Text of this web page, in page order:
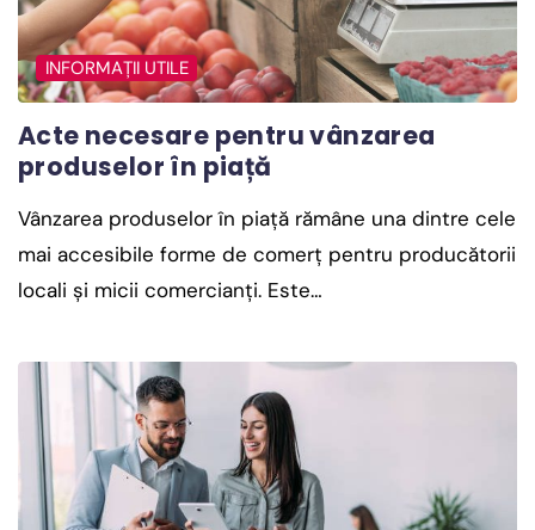
INFORMAȚII UTILE
Acte necesare pentru vânzarea
produselor în piață
Vânzarea produselor în piață rămâne una dintre cele
mai accesibile forme de comerț pentru producătorii
locali și micii comercianți. Este…